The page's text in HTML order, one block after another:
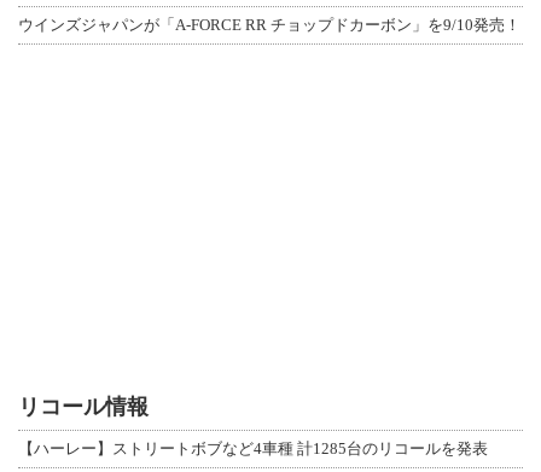
ウインズジャパンが「A-FORCE RR チョップドカーボン」を9/10発売！
リコール情報
【ハーレー】ストリートボブなど4車種 計1285台のリコールを発表